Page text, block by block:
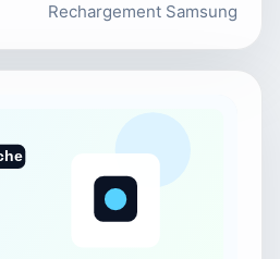
Rechargement Samsung